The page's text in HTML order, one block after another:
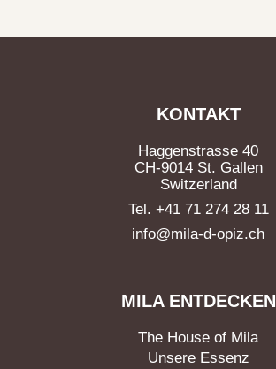
KONTAKT
Haggenstrasse 40
CH-9014 St. Gallen
Switzerland
Tel. +41 71 274 28 11
info@mila-d-opiz.ch
MILA ENTDECKEN
The House of Mila
Unsere Essenz